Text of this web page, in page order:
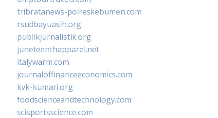
tribratanews-polreskebumen.com
rsudbayuasih.org
publikjurnalistik.org
juneteenthapparel.net
italywarm.com
journaloffinanceeconomics.com
kvk-kumari.org
foodscienceandtechnology.com
scisportsscience.com